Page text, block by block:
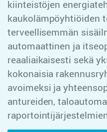
kiinteistöjen
kaukolämpöyhtiöiden
terveellisemmän
automaattinen ja
reaaliaikaisesti sekä
kokonaisia
avoimeksi ja
antureiden,